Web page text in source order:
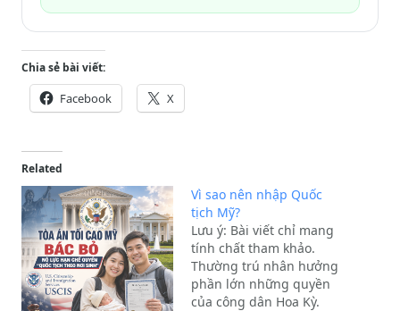
Chia sẻ bài viết:
Facebook X
Related
Vì sao nên nhập Quốc
tịch Mỹ?
Lưu ý: Bài viết chỉ mang
tính chất tham khảo.
Thường trú nhân hưởng
phần lớn những quyền
của công dân Hoa Kỳ.